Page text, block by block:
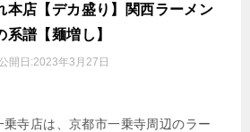
本店【デカ盛り】関西ラーメン
譜【麺増し】
開日:2023年3月27日
寺店は、京都市一乗寺周辺のラー